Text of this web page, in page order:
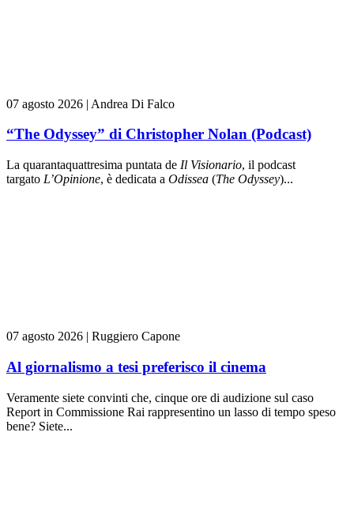
07 agosto 2026 | Andrea Di Falco
“The Odyssey” di Christopher Nolan (Podcast)
La quarantaquattresima puntata de Il Visionario, il podcast
targato L’Opinione, è dedicata a Odissea (The Odyssey)...
07 agosto 2026 | Ruggiero Capone
Al giornalismo a tesi preferisco il cinema
Veramente siete convinti che, cinque ore di audizione sul caso
Report in Commissione Rai rappresentino un lasso di tempo speso
bene? Siete...